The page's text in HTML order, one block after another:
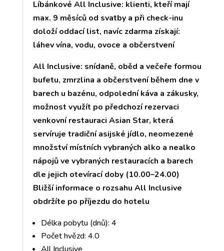
Líbánkové All Inclusive: klienti, kteří mají
max. 9 měsíců od svatby a při check-inu
doloží oddací list, navíc zdarma získají:
láhev vína, vodu, ovoce a občerstvení
All Inclusive: snídaně, oběd a večeře formou
bufetu, zmrzlina a občerstvení během dne v
barech u bazénu, odpolední káva a zákusky,
možnost využít po předchozí rezervaci
venkovní restauraci Asian Star, která
servíruje tradiční asijské jídlo, neomezené
množství místních vybraných alko a nealko
nápojů ve vybraných restauracích a barech
dle jejich otevírací doby (10.00–24.00)
Bližší informace o rozsahu All Inclusive
obdržíte po příjezdu do hotelu
Délka pobytu (dnů): 4
Počet hvězd: 4.0